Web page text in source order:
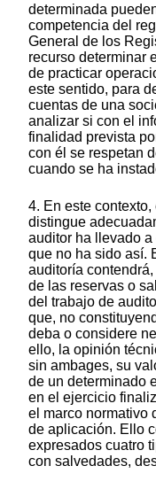
determinada
competencia del
General de los
recurso determinar
de practicar
este sentido, para
cuentas de una
analizar si con el
finalidad prevista
con él se respetan
cuando se ha
4. En este
distingue
auditor ha llevado
que no ha sido así.
auditoría
de las reservas o
del trabajo de
que, no
deba o considere
ello, la opinión
sin ambages, su
de un determinado
en el ejercicio
el marco normativo
de aplicación. Ello
expresados cuatro
con salvedades,